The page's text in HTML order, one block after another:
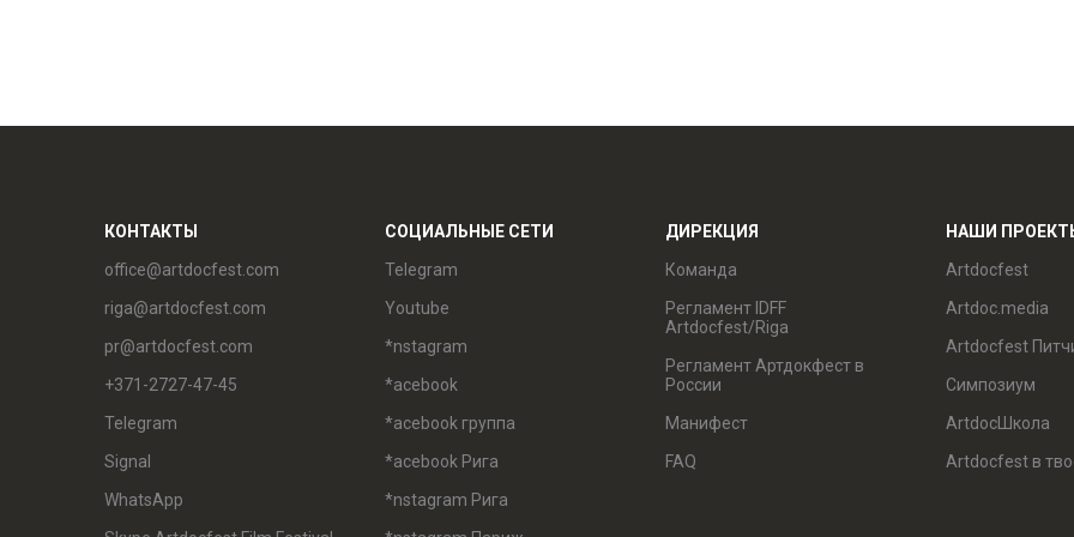
КОНТАКТЫ
office@artdocfest.com
riga@artdocfest.com
pr@artdocfest.com
+371-2727-47-45
Telegram
Signal
WhatsApp
СОЦИАЛЬНЫЕ СЕТИ
Telegram
Youtube
*nstagram
*acebook
*acebook группа
*acebook Рига
*nstagram Рига
ДИРЕКЦИЯ
Команда
Регламент IDFF
Artdocfest/Riga
Регламент Артдокфест в
России
Манифест
FAQ
НАШИ
Artdocfest
Artdoc.media
Artdocfest
Симпозиум
ArtdocШкола
Artdocfest в